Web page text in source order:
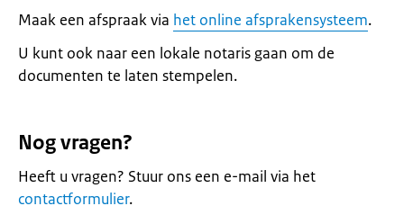
Maak een afspraak via het online afsprakensysteem.
U kunt ook naar een lokale notaris gaan om de
documenten te laten stempelen.
Nog vragen?
Heeft u vragen? Stuur ons een e-mail via het
contactformulier.